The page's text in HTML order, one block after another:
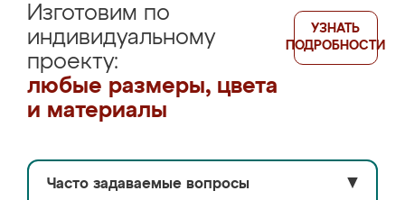
Изготовим по
индивидуальному
проекту:
любые размеры, цвета
и материалы
УЗНАТЬ
ПОДРОБНОСТИ
Часто задаваемые вопросы ▼